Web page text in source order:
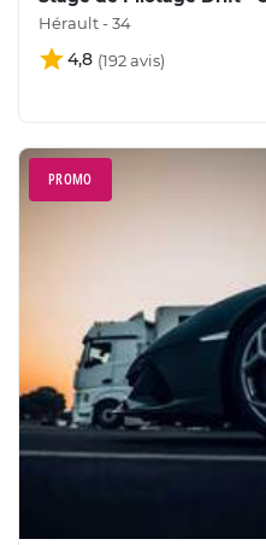
Hérault - 34
4,8
PROMO